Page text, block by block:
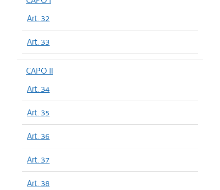
Art. 32
Art. 33
CAPO II
Art. 34
Art. 35
Art. 36
Art. 37
Art. 38